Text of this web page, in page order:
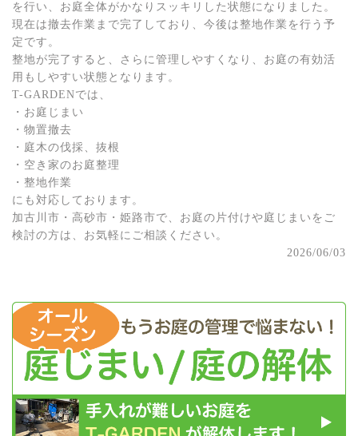
を行い、お庭全体がかなりスッキリした状態になりました。
現在は撤去作業まで完了しており、今後は整地作業を行う予
定です。
整地が完了すると、さらに管理しやすくなり、お庭の有効活
用もしやすい状態となります。
T-GARDENでは、
・お庭じまい
・物置撤去
・庭木の伐採、抜根
・空き家のお庭整理
・整地作業
にも対応しております。
加古川市・高砂市・姫路市で、お庭の片付けや庭じまいをご
検討の方は、お気軽にご相談ください。
2026/06/03